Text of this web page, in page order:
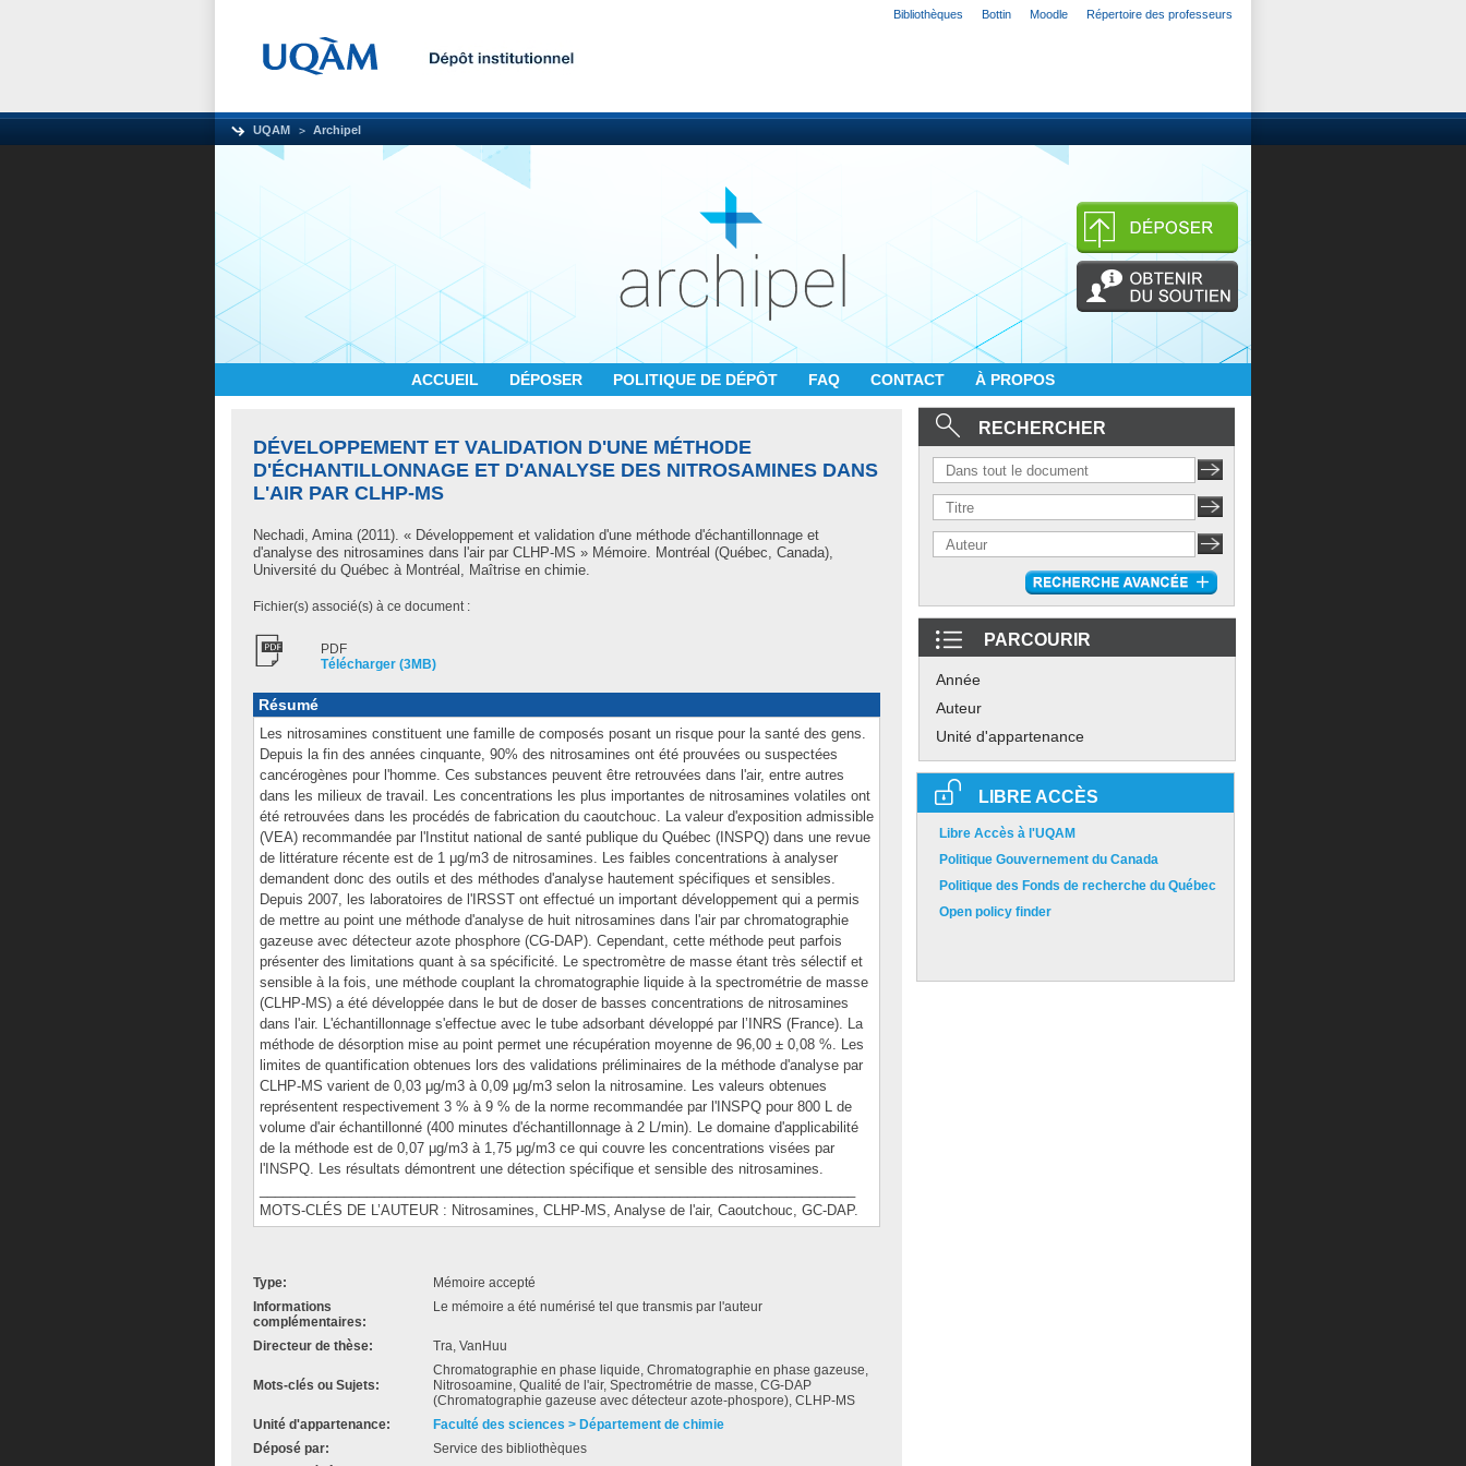
Bibliothèques Bottin Moodle Répertoire des professeurs
UQAM Archipel
ACCUEIL DÉPOSER POLITIQUE DE DÉPÔT FAQ CONTACT À PROPOS
DÉVELOPPEMENT ET VALIDATION D'UNE MÉTHODE
D'ÉCHANTILLONNAGE ET D'ANALYSE DES NITROSAMINES DANS
L'AIR PAR CLHP-MS
Nechadi, Amina(2011). « Développement et validation d'une méthode d'échantillonnage et
d'analyse des nitrosamines dans l'air par CLHP-MS » Mémoire. Montréal (Québec, Canada),
Université du Québec à Montréal, Maîtrise en chimie.
Fichier(s) associé(s) à ce document :
PDF
Télécharger (3MB)
Résumé
Les nitrosamines constituent une famille de composés posant un risque pour la santé des gens.
Depuis la fin des années cinquante, 90% des nitrosamines ont été prouvées ou suspectées
cancérogènes pour l'homme. Ces substances peuvent être retrouvées dans l'air, entre autres
dans les milieux de travail. Les concentrations les plus importantes de nitrosamines volatiles ont
été retrouvées dans les procédés de fabrication du caoutchouc. La valeur d'exposition admissible
(VEA) recommandée par l'Institut national de santé publique du Québec (INSPQ) dans une revue
de littérature récente est de 1 μg/m3 de nitrosamines. Les faibles concentrations à analyser
demandent donc des outils et des méthodes d'analyse hautement spécifiques et sensibles.
Depuis 2007, les laboratoires de l'IRSST ont effectué un important développement qui a permis
de mettre au point une méthode d'analyse de huit nitrosamines dans l'air par chromatographie
gazeuse avec détecteur azote phosphore (CG-DAP). Cependant, cette méthode peut parfois
présenter des limitations quant à sa spécificité. Le spectromètre de masse étant très sélectif et
sensible à la fois, une méthode couplant la chromatographie liquide à la spectrométrie de masse
(CLHP-MS) a été développée dans le but de doser de basses concentrations de nitrosamines
dans l'air. L'échantillonnage s'effectue avec le tube adsorbant développé par l’INRS (France). La
méthode de désorption mise au point permet une récupération moyenne de 96,00 ± 0,08 %. Les
limites de quantification obtenues lors des validations préliminaires de la méthode d'analyse par
CLHP-MS varient de 0,03 μg/m3 à 0,09 μg/m3 selon la nitrosamine. Les valeurs obtenues
représentent respectivement 3 % à 9 % de la norme recommandée par l'INSPQ pour 800 L de
volume d'air échantillonné (400 minutes d'échantillonnage à 2 L/min). Le domaine d'applicabilité
de la méthode est de 0,07 μg/m3 à 1,75 μg/m3 ce qui couvre les concentrations visées par
l'INSPQ. Les résultats démontrent une détection spécifique et sensible des nitrosamines.
MOTS-CLÉS DE L’AUTEUR : Nitrosamines, CLHP-MS, Analyse de l'air, Caoutchouc, GC-DAP.
Type:
Mémoire accepté
Informations
complémentaires:
Le mémoire a été numérisé tel que transmis par l'auteur
Directeur de thèse: Tra, VanHuu
Mots-clés ou Sujets:
Chromatographie en phase liquide, Chromatographie en phase gazeuse,
Nitrosoamine, Qualité de l'air, Spectrométrie de masse, CG-DAP
(Chromatographie gazeuse avec détecteur azote-phospore), CLHP-MS
Unité d'appartenance:
Faculté des sciences > Département de chimie
Déposé par:
Service des bibliothèques
RECHERCHER
PARCOURIR
Année
Auteur
Unité d'appartenance
LIBRE ACCÈS
Libre Accès à l'UQAM
Politique Gouvernement du Canada
Politique des Fonds de recherche du Québec
Open policy finder